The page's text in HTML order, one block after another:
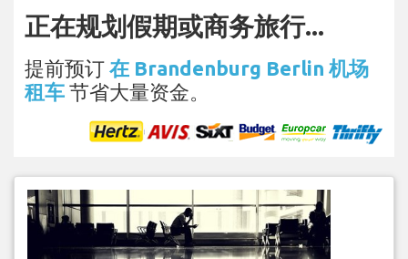
正在规划假期或商务旅行...
提前预订 在 Brandenburg Berlin 机场
租车 节省大量资金。